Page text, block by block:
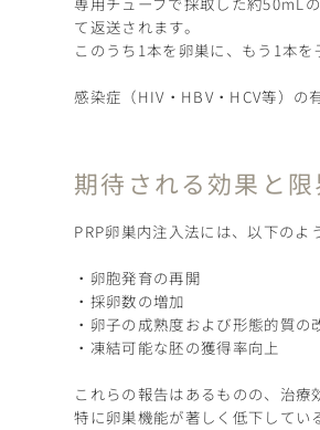
て返送されます。
このうち1本を卵巣に、もう1本を
感染症（HIV・HBV・HCV等）の
期待される効果と限
PRP卵巣内注入法には、以下のよ
・卵胞発育の再開
・採卵数の増加
・卵子の成熟度および形態的質の
・凍結可能な胚の獲得率向上
これらの報告はあるものの、治療
特に卵巣機能が著しく低下してい